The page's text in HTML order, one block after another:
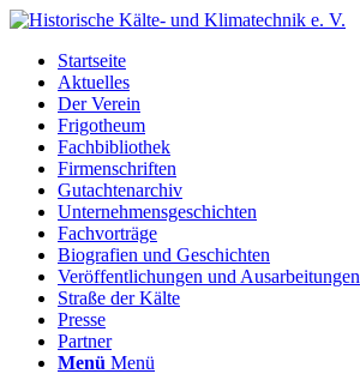
Startseite
Aktuelles
Der Verein
Frigotheum
Fachbibliothek
Firmenschriften
Gutachtenarchiv
Unternehmensgeschichten
Fachvorträge
Biografien und Geschichten
Veröffentlichungen und Ausarbeitungen
Straße der Kälte
Presse
Partner
Menü Menü